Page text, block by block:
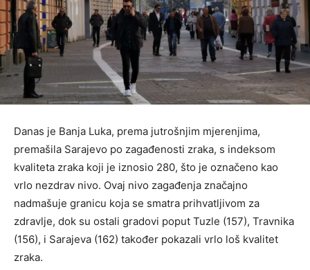
Danas je Banja Luka, prema jutrošnjim mjerenjima,
premašila Sarajevo po zagađenosti zraka, s indeksom
kvaliteta zraka koji je iznosio 280, što je označeno kao
vrlo nezdrav nivo. Ovaj nivo zagađenja značajno
nadmašuje granicu koja se smatra prihvatljivom za
zdravlje, dok su ostali gradovi poput Tuzle (157), Travnika
(156), i Sarajeva (162) također pokazali vrlo loš kvalitet
zraka.